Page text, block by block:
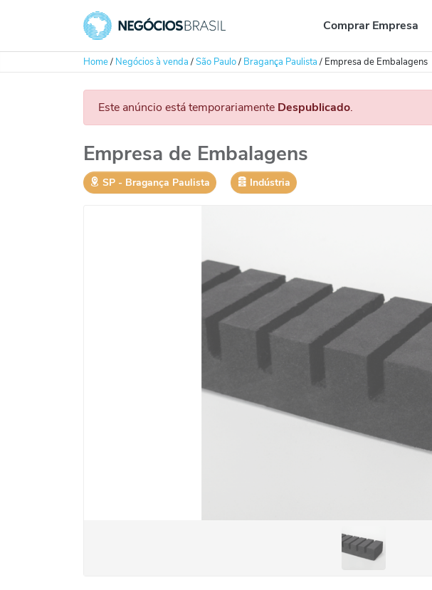
Comprar Empresa
Home/ Negócios à venda/São Paulo/ Bragança Paulista/ Empresa de Embalagens
Este anúncio está temporariamente Despublicado.
Empresa de Embalagens
SP ‐ Bragança Paulista Indústria